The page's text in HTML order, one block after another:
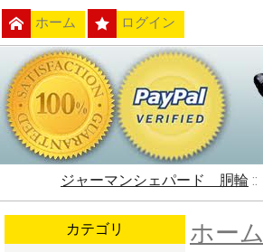
ホーム ログイン
ジャーマンシェパード 胴輪 ::
カテゴリ ホーム